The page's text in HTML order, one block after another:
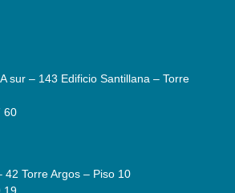
sur – 143 Edificio Santillana – Torre
60
42 Torre Argos – Piso 10
19